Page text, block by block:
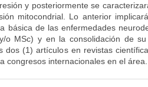
y posteriormente se
mitocondrial. Lo anterior
básica de las enfermedades
o MSc) y en la consolidación de
dos (1) artículos en revistas
congresos internacionales en el área.